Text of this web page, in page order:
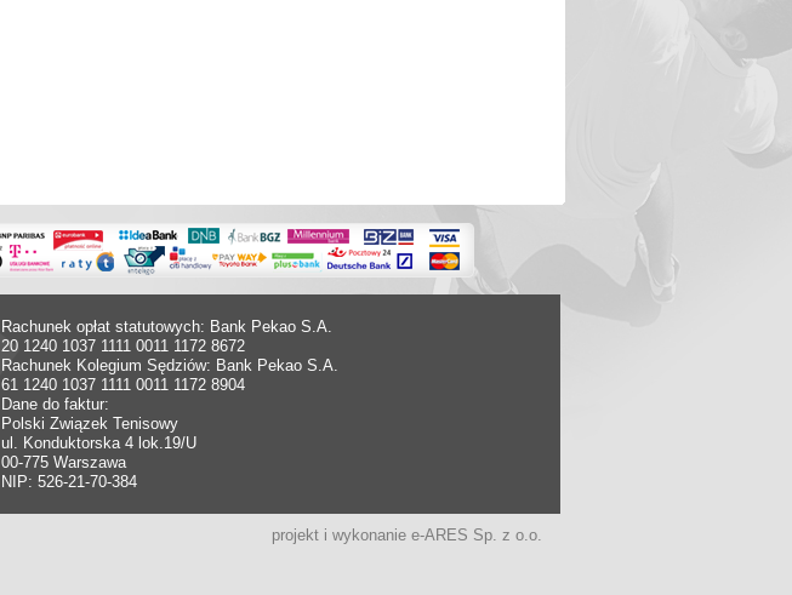
Rachunek opłat statutowych: Bank Pekao S.A.
20 1240 1037 1111 0011 1172 8672
Rachunek Kolegium Sędziów: Bank Pekao S.A.
61 1240 1037 1111 0011 1172 8904
Dane do faktur:
Polski Związek Tenisowy
ul. Konduktorska 4 lok.19/U
00-775 Warszawa
NIP: 526-21-70-384
projekt i wykonanie e-ARES Sp. z o.o.